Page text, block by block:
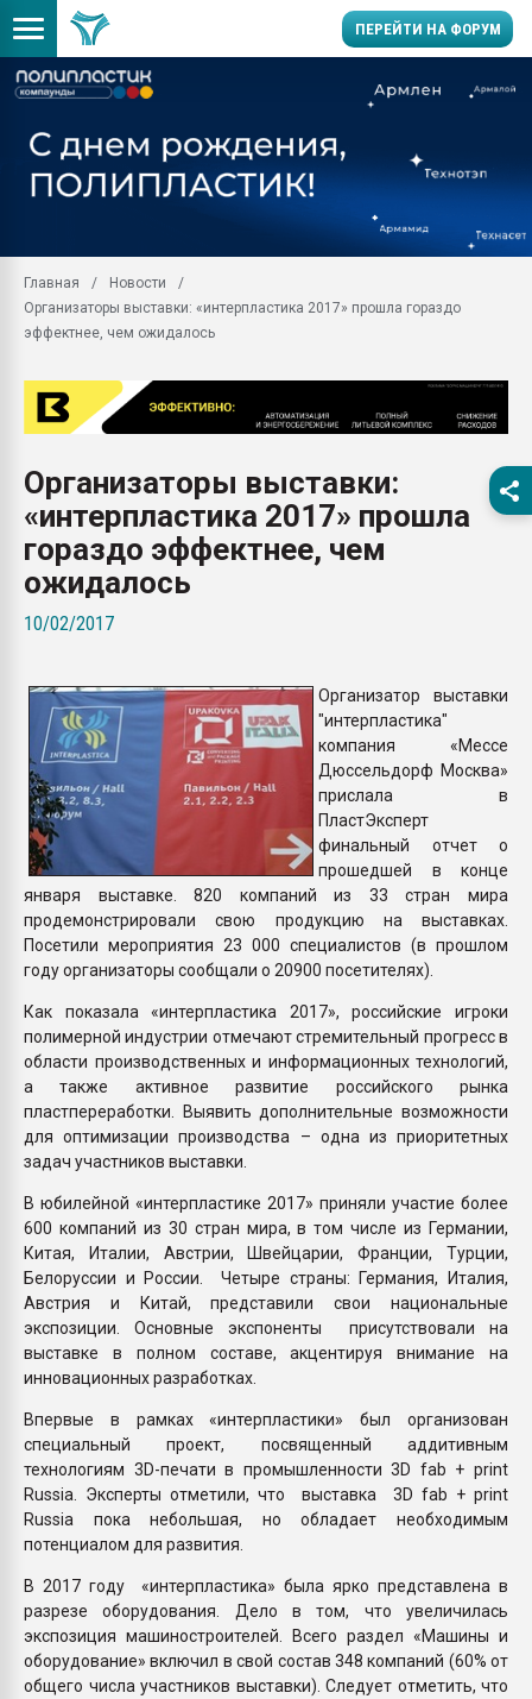
ПЕРЕЙТИ НА ФОРУМ
заводу пластмасс"
28.07.2026
первый план в
28.07.2026
ситуацией на
Всё, что касается
Главная
Новости
Организаторы выставки: «интерпластика 2017» прошла гораздо
эффектнее, чем ожидалось
Организаторы выставки:
«интерпластика 2017» прошла
гораздо эффектнее, чем
ожидалось
10/02/2017
Организатор выставки
"интерпластика"
компания «Мессе
Дюссельдорф Москва»
прислала в
ПластЭксперт
финальный отчет о
прошедшей в конце
января выставке. 820 компаний из 33 стран мира
продемонстрировали свою продукцию на выставках.
Посетили мероприятия 23 000 специалистов (в прошлом
году организаторы сообщали о 20900 посетителях).
Как показала «интерпластика 2017», российские игроки
полимерной индустрии отмечают стремительный прогресс в
области производственных и информационных технологий,
а также активное развитие российского рынка
пластпереработки. Выявить дополнительные возможности
для оптимизации производства – одна из приоритетных
задач участников выставки.
В юбилейной «интерпластике 2017» приняли участие более
600 компаний из 30 стран мира, в том числе из Германии,
Китая, Италии, Австрии, Швейцарии, Франции, Турции,
Белоруссии и России. Четыре страны: Германия, Италия,
Австрия и Китай, представили свои национальные
экспозиции. Основные экспоненты присутствовали на
выставке в полном составе, акцентируя внимание на
инновационных разработках.
Впервые в рамках «интерпластики» был организован
специальный проект, посвященный аддитивным
технологиям 3D-печати в промышленности 3D fab + print
Russia. Эксперты отметили, что выставка 3D fab + print
Russia пока небольшая, но обладает необходимым
потенциалом для развития.
В 2017 году «интерпластика» была ярко представлена в
разрезе оборудования. Дело в том, что увеличилась
экспозиция машиностроителей. Всего раздел «Машины и
оборудование» включил в свой состав 348 компаний (60% от
общего числа участников выставки). Следует отметить, что